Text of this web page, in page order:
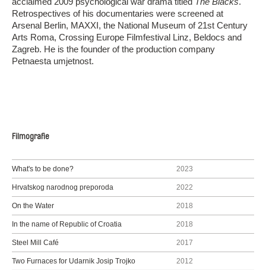
Retrospectives of his documentaries were screened at
Arsenal Berlin, MAXXI, the National Museum of 21st Century
Arts Roma, Crossing Europe Filmfestival Linz, Beldocs and
Zagreb. He is the founder of the production company
Petnaesta umjetnost.
Filmografie
What's to be done? 2023
Hrvatskog narodnog preporoda 2022
On the Water 2018
In the name of Republic of Croatia 2018
Steel Mill Café 2017
Two Furnaces for Udarnik Josip Trojko 2012